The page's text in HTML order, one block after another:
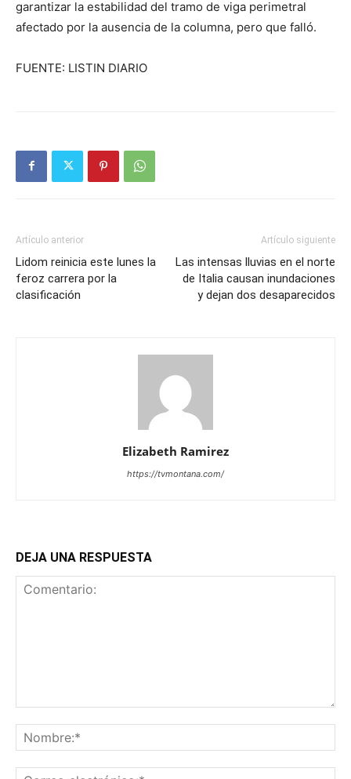
garantizar la estabilidad del tramo de viga perimetral
afectado por la ausencia de la columna, pero que falló.
FUENTE: LISTIN DIARIO
Artículo anterior
Lidom reinicia este lunes la
feroz carrera por la
clasificación
Artículo siguiente
Las intensas lluvias en el norte
de Italia causan inundaciones
y dejan dos desaparecidos
Elizabeth Ramirez
https://tvmontana.com/
DEJA UNA RESPUESTA